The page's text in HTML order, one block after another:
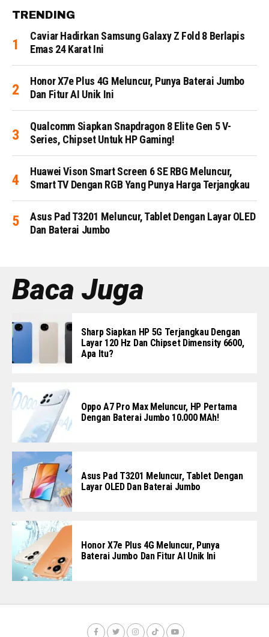
TRENDING
Caviar Hadirkan Samsung Galaxy Z Fold 8 Berlapis
Emas 24 Karat Ini
Honor X7e Plus 4G Meluncur, Punya Baterai Jumbo
Dan Fitur AI Unik Ini
Qualcomm Siapkan Snapdragon 8 Elite Gen 5 V-
Series, Chipset Untuk HP Gaming!
Huawei Vison Smart Screen 6 SE RBG Meluncur,
Smart TV Dengan RGB Yang Punya Harga Terjangkau
Asus Pad T3201 Meluncur, Tablet Dengan Layar OLED
Dan Baterai Jumbo
Baca Juga
Sharp Siapkan HP 5G Terjangkau Dengan
Layar 120 Hz Dan Chipset Dimensity 6600,
Apa Itu?
Oppo A7 Pro Max Meluncur, HP Pertama
Dengan Baterai Jumbo 10.000 MAh!
Asus Pad T3201 Meluncur, Tablet Dengan
Layar OLED Dan Baterai Jumbo
Honor X7e Plus 4G Meluncur, Punya
Baterai Jumbo Dan Fitur AI Unik Ini